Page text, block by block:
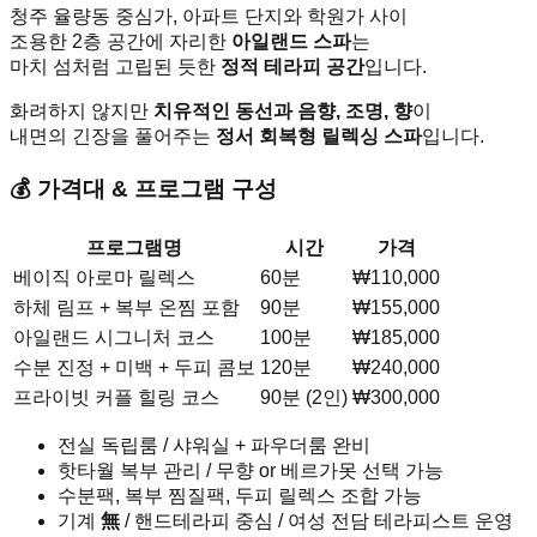
청주 율량동 중심가, 아파트 단지와 학원가 사이
조용한 2층 공간에 자리한 아일랜드 스파는
마치 섬처럼 고립된 듯한 정적 테라피 공간입니다.
화려하지 않지만 치유적인 동선과 음향, 조명, 향이
내면의 긴장을 풀어주는 정서 회복형 릴렉싱 스파입니다.
💰 가격대 & 프로그램 구성
프로그램명 시간
가격
베이직 아로마 릴렉스
60분
₩110,000
하체 림프 + 복부 온찜 포함
90분
₩155,000
아일랜드 시그니처 코스
100분
₩185,000
수분 진정 + 미백 + 두피 콤보 120분
₩240,000
프라이빗 커플 힐링 코스
90분 (2인) ₩300,000
전실 독립룸 / 샤워실 + 파우더룸 완비
핫타월 복부 관리 / 무향 or 베르가못 선택 가능
수분팩, 복부 찜질팩, 두피 릴렉스 조합 가능
기계 無 / 핸드테라피 중심 / 여성 전담 테라피스트 운영